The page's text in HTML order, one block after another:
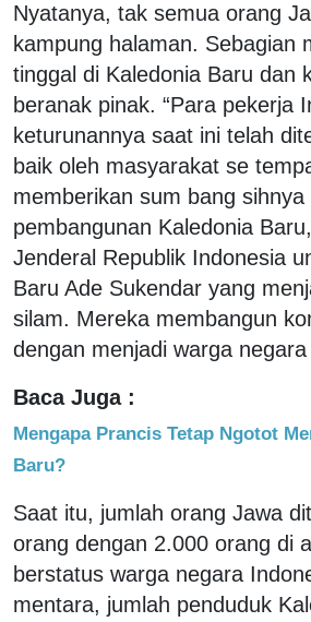
Nyatanya, tak semua orang
kampung halaman. Sebagian
tinggal di Kaledonia Baru dan
beranak pinak. “Para pekerja
keturunannya saat ini telah
baik oleh masyarakat se
memberikan sum ­bang
pembangunan Kaledonia
Jenderal Republik Indonesia
Baru Ade Sukendar yang
silam. Mereka membangun
dengan menjadi warga
Baca Juga :
Mengapa Prancis Tetap Ngotot
Baru?
Saat itu, jumlah orang Jawa
orang dengan 2.000 orang di
berstatus warga negara
mentara, jumlah penduduk